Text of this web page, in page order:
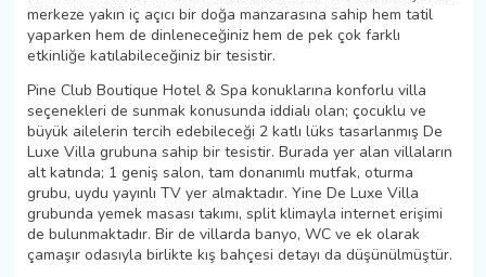
merkeze yakın iç açıcı bir doğa manzarasına sahip hem tatil
yaparken hem de dinleneceğiniz hem de pek çok farklı
etkinliğe katılabileceğiniz bir tesistir.
Pine Club Boutique Hotel & Spa konuklarına konforlu villa
seçenekleri de sunmak konusunda iddialı olan; çocuklu ve
büyük ailelerin tercih edebileceği 2 katlı lüks tasarlanmış De
Luxe Villa grubuna sahip bir tesistir. Burada yer alan villaların
alt katında; 1 geniş salon, tam donanımlı mutfak, oturma
grubu, uydu yayınlı TV yer almaktadır. Yine De Luxe Villa
grubunda yemek masası takımı, split klimayla internet erişimi
de bulunmaktadır. Bir de villarda banyo, WC ve ek olarak
çamaşır odasıyla birlikte kış bahçesi detayı da düşünülmüştür.